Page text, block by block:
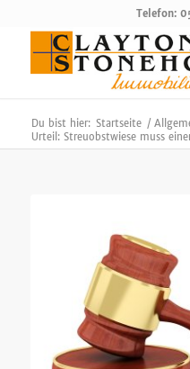
Telefon:
Du bist hier: Startseite /
Urteil: Streuobstwiese muss